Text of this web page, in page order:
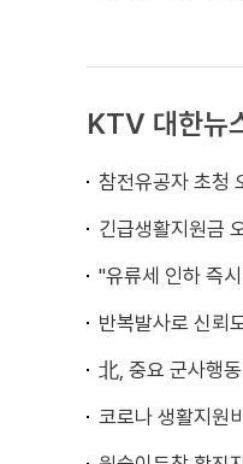
KTV 대한뉴
참전유공자 초청
긴급생활지원금
"유류세 인하 즉
반복발사로 신뢰
北, 중요 군사행동
코로나 생활지원